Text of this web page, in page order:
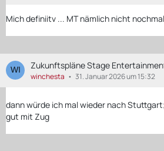
Mich definiitv ... MT nämlich nicht nochmal
Zukunftspläne Stage
winchesta 31. Januar 2026 um 15:32
dann würde ich mal wieder nach
gut mit Zug